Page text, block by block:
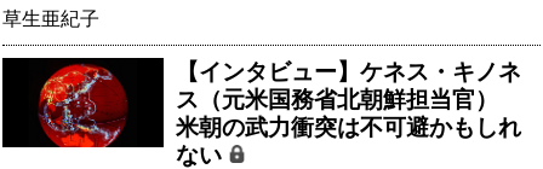
草生亜紀子
【インタビュー】ケネス・キノネ
ス（元米国務省北朝鮮担当官）
米朝の武力衝突は不可避かもしれ
ない